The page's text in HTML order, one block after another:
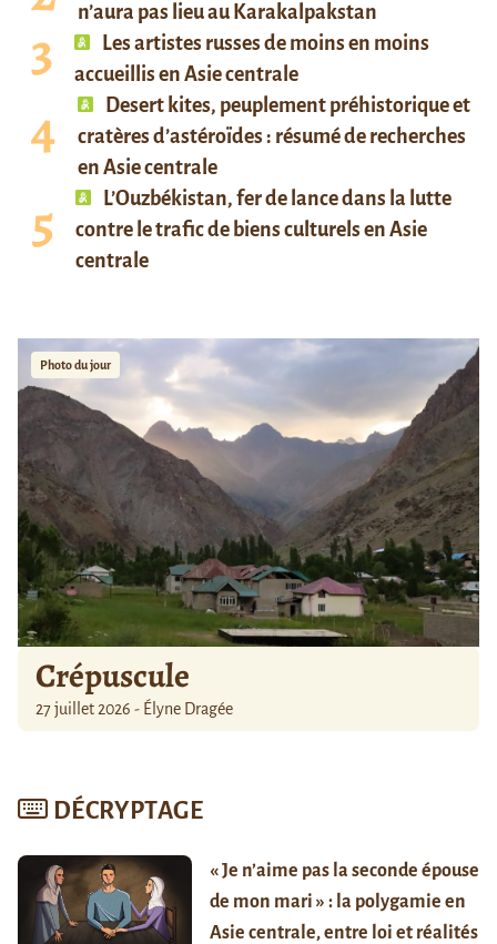
n’aura pas lieu au Karakalpakstan
Les artistes russes de moins en moins
accueillis en Asie centrale
Desert kites, peuplement préhistorique et
cratères d’astéroïdes : résumé de recherches
en Asie centrale
L’Ouzbékistan, fer de lance dans la lutte
contre le trafic de biens culturels en Asie
centrale
Photo du jour
Crépuscule
27 juillet 2026 - Élyne Dragée
DÉCRYPTAGE
« Je n’aime pas la seconde épouse
de mon mari » : la polygamie en
Asie centrale, entre loi et réalités